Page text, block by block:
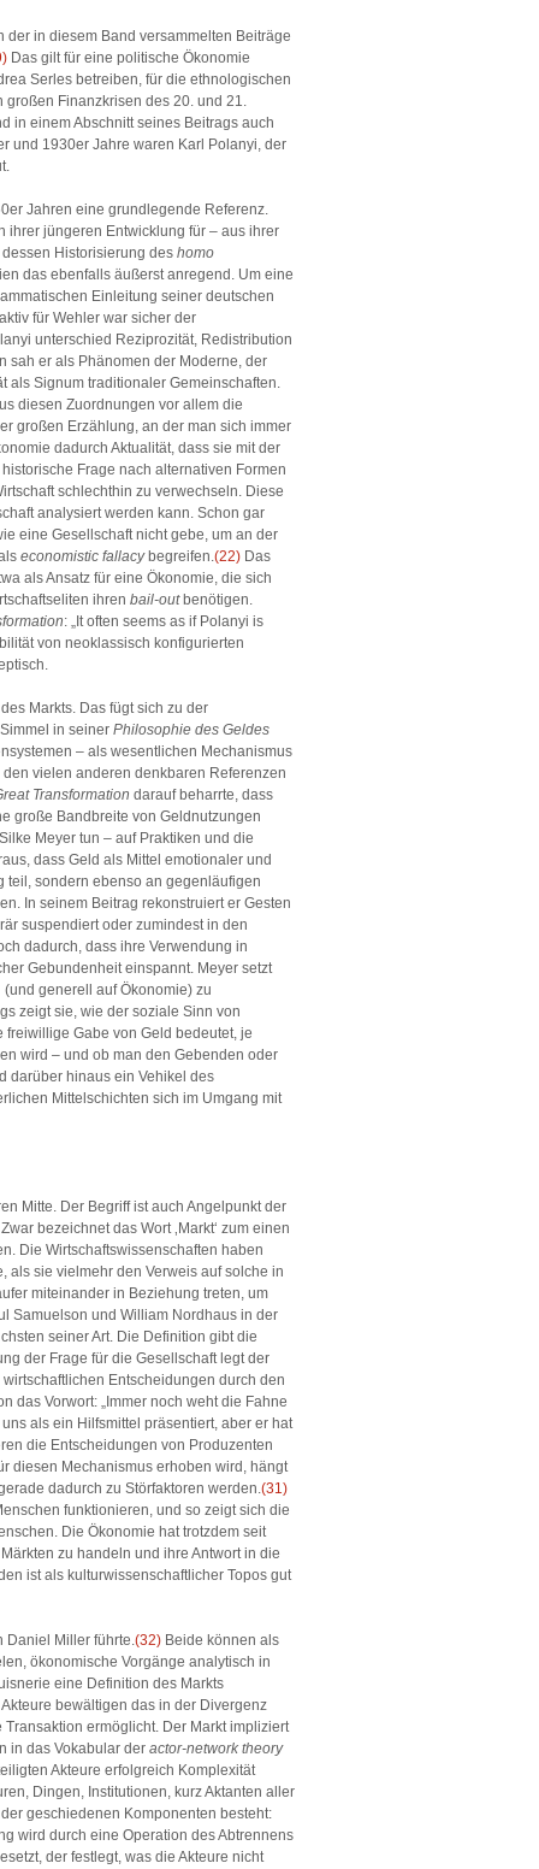
in diesem Band versammelten Beiträge
Das gilt für eine politische Ökonomie
Serles betreiben, für die ethnologischen
großen Finanzkrisen des 20. und 21.
in einem Abschnitt seines Beitrags auch
und 1930er Jahre waren Karl Polanyi, der
Jahren eine grundlegende Referenz.
jüngeren Entwicklung für – aus ihrer
Historisierung des homo
das ebenfalls äußerst anregend. Um eine
Einleitung seiner deutschen
für Wehler war sicher der
unterschied Reziprozität, Redistribution
sah er als Phänomen der Moderne, der
als Signum traditionaler Gemeinschaften.
diesen Zuordnungen vor allem die
großen Erzählung, an der man sich immer
dadurch Aktualität, dass sie mit der
Frage nach alternativen Formen
schlechthin zu verwechseln. Diese
analysiert werden kann. Schon gar
eine Gesellschaft nicht gebe, um an der
economistic fallacybegreifen.(22) Das
als Ansatz für eine Ökonomie, die sich
ihren bail-out benötigen.
: „It often seems as if Polanyi is
von neoklassisch konfigurierten
Markts. Das fügt sich zu der
in seiner Philosophie des Geldes
– ­als wesentlichen Mechanismus
vielen anderen denkbaren Referenzen
Transformation darauf beharrte, dass
große Bandbreite von Geldnutzungen
Meyer tun – auf Praktiken und die
dass Geld als Mittel emotionaler und
teil, sondern ebenso an gegenläufigen
In seinem Beitrag rekonstruiert er Gesten
suspendiert oder zumindest in den
dadurch, dass ihre Verwendung in
Gebundenheit einspannt. Meyer setzt
generell auf Ökonomie) zu
zeigt sie, wie der soziale Sinn von
Gabe von Geld bedeutet, je
wird – ­­­und ob man den Gebenden oder
darüber hinaus ein Vehikel des
Mittelschichten sich im Umgang mit
Mitte. Der Begriff ist auch Angelpunkt der
bezeichnet das Wort ‚Markt‘ zum einen
Die Wirtschaftswissenschaften haben
als sie vielmehr den Verweis auf solche in
miteinander in Beziehung treten, um
Samuelson und William Nordhaus in der
seiner Art. Die Definition gibt die
der Frage für die Gesellschaft legt der
Entscheidungen durch den
das Vorwort: „Immer noch weht die Fahne
als ein Hilfsmittel präsentiert, aber er hat
die Entscheidungen von Produzenten
diesen Mechanismus erhoben wird, hängt
dadurch zu Störfaktoren werden.(31)
funktionieren, und so zeigt sich die
Die Ökonomie hat trotzdem seit
zu handeln und ihre Antwort in die
ist als kulturwissenschaftlicher Topos gut
Daniel Miller führte.(32) Beide können als
ökonomische Vorgänge analytisch in
eine Definition des Markts
bewältigen das in der Divergenz
ermöglicht. Der Markt impliziert
in das Vokabular der actor-network theory
Akteure erfolgreich Komplexität
Dingen, Institutionen, kurz Aktanten aller
geschiedenen Komponenten besteht:
wird durch eine Operation des Abtrennens
der festlegt, was die Akteure nicht